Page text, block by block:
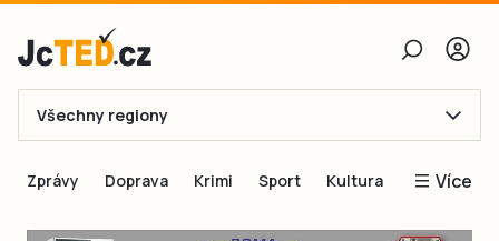
E-mail
Všechny regiony
Zprávy Doprava Krimi Sport Kultura Více
Blogy